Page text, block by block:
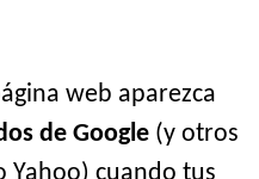
web aparezca
de Google (y otros